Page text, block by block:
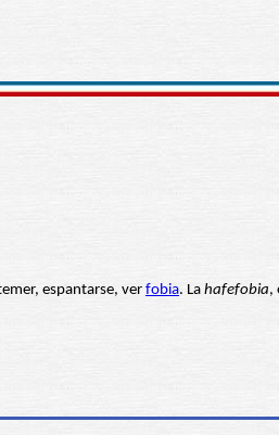
espantarse, ver fobia. La hafefobia,